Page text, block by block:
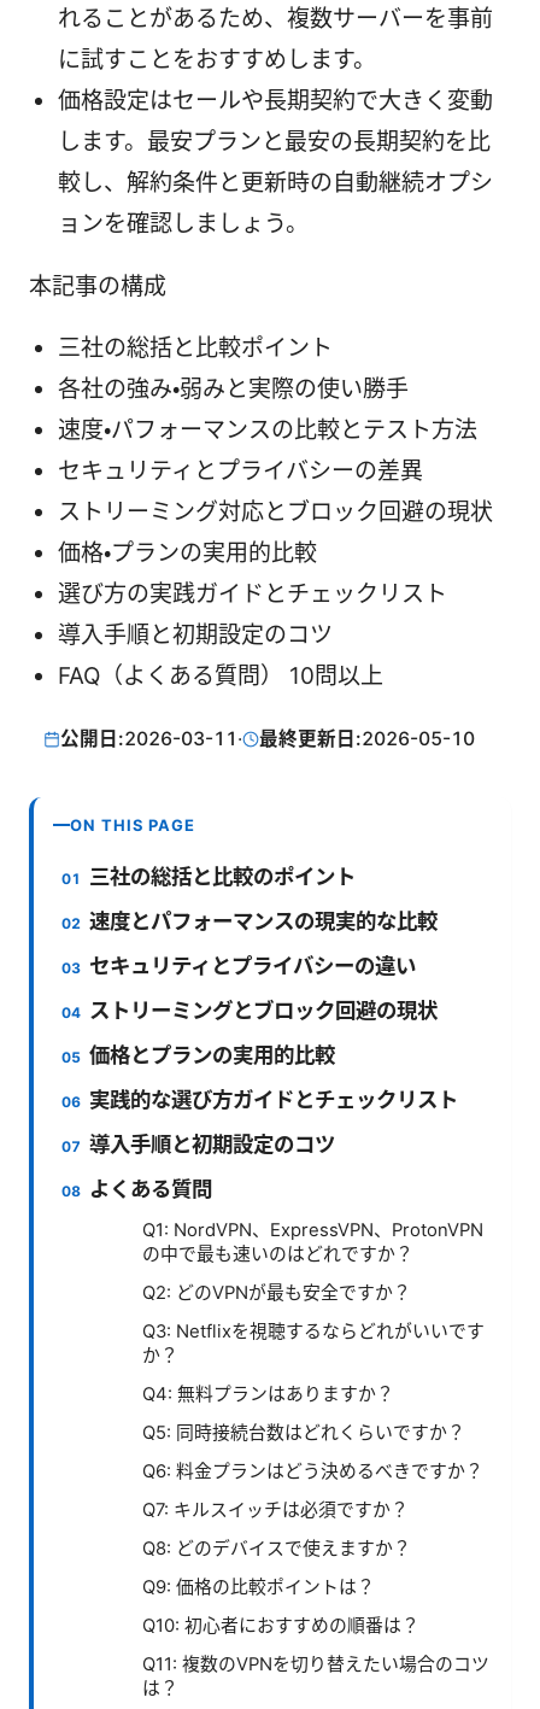
れることがあるため、複数サーバーを事前
に試すことをおすすめします。
価格設定はセールや長期契約で大きく変動
します。最安プランと最安の長期契約を比
較し、解約条件と更新時の自動継続オプシ
ョンを確認しましょう。
本記事の構成
三社の総括と比較ポイント
各社の強み・弱みと実際の使い勝手
速度・パフォーマンスの比較とテスト方法
セキュリティとプライバシーの差異
ストリーミング対応とブロック回避の現状
価格・プランの実用的比較
選び方の実践ガイドとチェックリスト
導入手順と初期設定のコツ
FAQ（よくある質問） 10問以上
公開日:2026-03-11 · 最終更新日:2026-05-10
ON THIS PAGE
三社の総括と比較のポイント
速度とパフォーマンスの現実的な比較
セキュリティとプライバシーの違い
ストリーミングとブロック回避の現状
価格とプランの実用的比較
実践的な選び方ガイドとチェックリスト
導入手順と初期設定のコツ
よくある質問
Q1: NordVPN、ExpressVPN、ProtonVPN
の中で最も速いのはどれですか？
Q2: どのVPNが最も安全ですか？
Q3: Netflixを視聴するならどれがいいです
か？
Q4: 無料プランはありますか？
Q5: 同時接続台数はどれくらいですか？
Q6: 料金プランはどう決めるべきですか？
Q7: キルスイッチは必須ですか？
Q8: どのデバイスで使えますか？
Q9: 価格の比較ポイントは？
Q10: 初心者におすすめの順番は？
Q11: 複数のVPNを切り替えたい場合のコツ
は？